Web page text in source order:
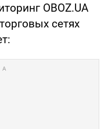
OBOZ.UA
сетях